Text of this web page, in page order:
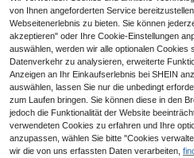
von Ihnen angeforderten Service
Webseitenerlebnis zu bieten. Sie können
akzeptieren" oder Ihre Cookie-Einstellungen
auswählen, werden wir alle optionalen Cookies
Datenverkehr zu analysieren, erweiterte
Anzeigen an Ihr Einkaufserlebnis bei SHEIN
auswählen, lassen Sie nur die unbedingt
zum Laufen bringen. Sie können diese in den
jedoch die Funktionalität der Website
verwendeten Cookies zu erfahren und Ihre
anzupassen, wählen Sie bitte "Cookies
wir die von uns erfassten Daten verarbeiten,